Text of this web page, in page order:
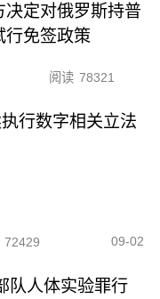
决定对俄罗斯持普
行免签政策
阅读 78321
行数字相关立法
72429 09-02
队人体实验罪行